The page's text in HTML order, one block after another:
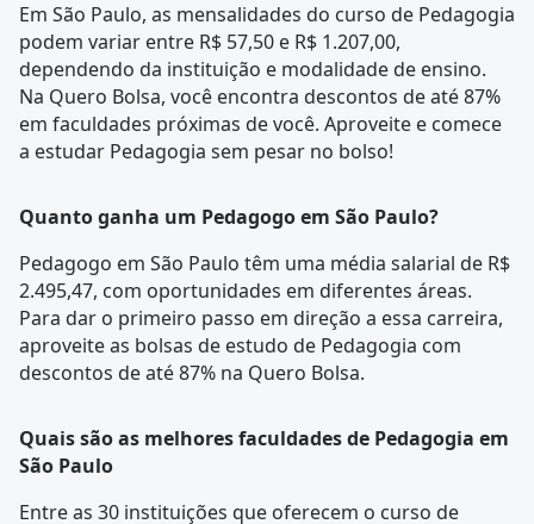
Em São Paulo, as mensalidades do curso de Pedagogia
podem variar entre R$ 57,50 e R$ 1.207,00,
dependendo da instituição e modalidade de ensino.
Na Quero Bolsa, você encontra descontos de até 87%
em faculdades próximas de você. Aproveite e comece
a estudar Pedagogia sem pesar no bolso!
Quanto ganha um Pedagogo em São Paulo?
Pedagogo em São Paulo têm uma média salarial de R$
2.495,47, com oportunidades em diferentes áreas.
Para dar o primeiro passo em direção a essa carreira,
aproveite as bolsas de estudo de Pedagogia com
descontos de até 87% na Quero Bolsa.
Quais são as melhores faculdades de Pedagogia em
São Paulo
Entre as 30 instituições que oferecem o curso de